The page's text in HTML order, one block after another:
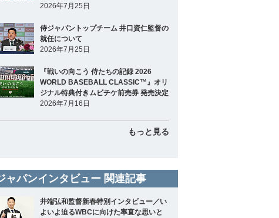
2026年7月25日
侍ジャパントップチーム 井口資仁監督の
就任について
2026年7月25日
『戦いの向こう 侍たちの記録 2026
WORLD BASEBALL CLASSIC™』オリ
ジナル特典付きムビチケ前売券 発売決定
2026年7月16日
もっと見る
ャパンインタビュー 関連記事
井端弘和監督新春特別インタビュー／い
よいよ迫るWBCに向けた率直な思いと